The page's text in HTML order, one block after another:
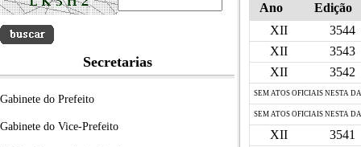
Secretarias
Gabinete do Prefeito
Gabinete do Vice-Prefeito
Ano
Edição
XII
3544
XII
3543
XII
3542
SEM ATOS OFICIAIS NESTA
SEM ATOS OFICIAIS NESTA
XII
3541